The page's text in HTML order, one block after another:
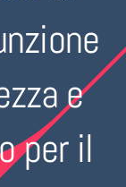
e
per il